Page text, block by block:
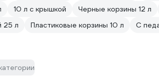
10 л с крышкой Черные корзины 12 л
25 л Пластиковые корзины 10 л С